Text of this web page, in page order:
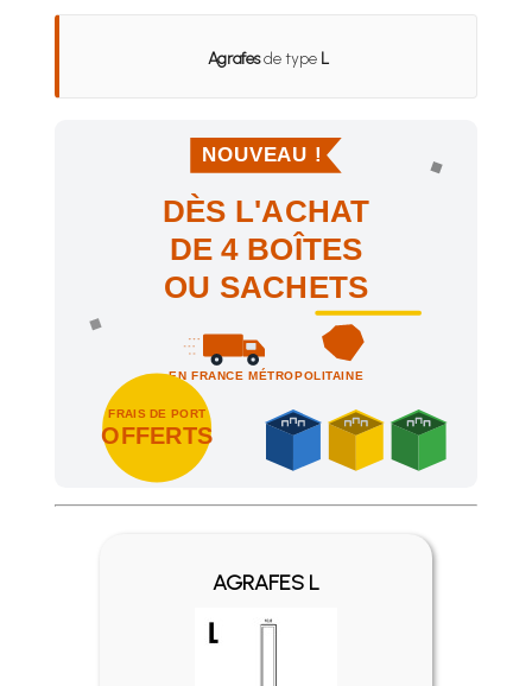
Agrafesde type L
NOUVEAU !
DÈS L'ACHAT
DE 4 BOÎTES
OU SACHETS
EN FRANCE MÉTROPOLITAINE
FRAIS DE PORT
OFFERTS
Achetez 4 sachets ou boîtes d'agrafes ou de pointes et
AGRAFES L